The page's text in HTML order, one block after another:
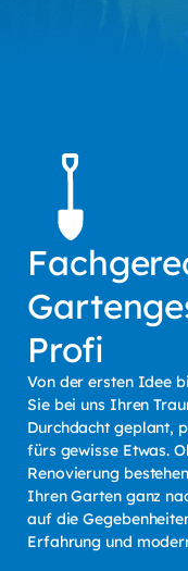
Profi
Von der ersten Idee
Sie bei uns Ihren
Durchdacht geplant,
fürs gewisse Etwas.
Renovierung
Ihren Garten ganz
auf die
Erfahrung und